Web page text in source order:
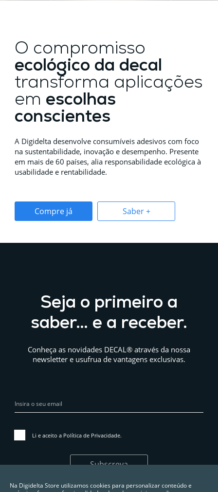
O compromisso
ecológico da decal
transforma aplicações
em escolhas
conscientes
A Digidelta desenvolve consumíveis adesivos com foco
na sustentabilidade, inovação e desempenho. Presente
em mais de 60 países, alia responsabilidade ecológica à
usabilidade e rentabilidade.
Compre já Saber +
Seja o primeiro a
saber… e a receber.
Conheça as novidades DECAL® através da nossa
newsletter e usufrua de vantagens exclusivas.
Li e aceito a Política de Privacidade.
Subscreva
Na Digidelta Store utilizamos cookies para personalizar conteúdo e